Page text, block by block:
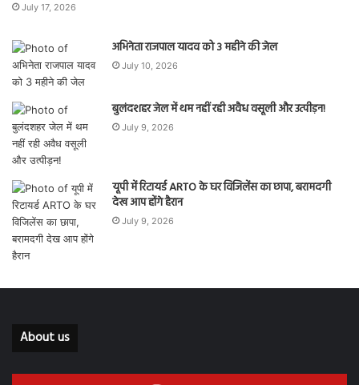
July 17, 2026
अभिनेता राजपाल यादव को 3 महीने की जेल
July 10, 2026
बुलंदशहर जेल में थम नहीं रही अवैध वसूली और उत्पीड़न!
July 9, 2026
यूपी में रिटायर्ड ARTO के घर विजिलेंस का छापा, बरामदगी
देख आप होंगे हैरान
July 9, 2026
About us